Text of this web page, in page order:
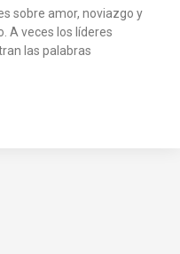
sobre amor, noviazgo y
A veces los líderes
las palabras